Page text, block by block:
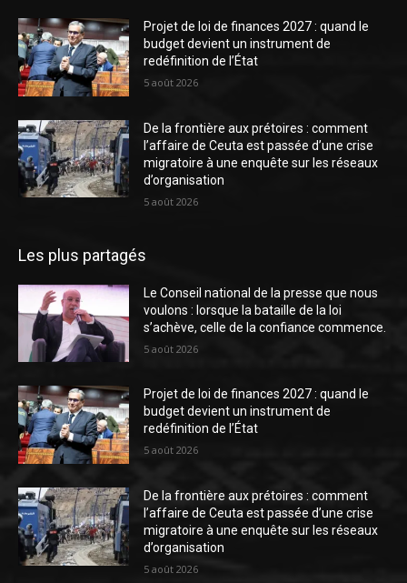
Projet de loi de finances 2027 : quand le
budget devient un instrument de
redéfinition de l’État
5 août 2026
De la frontière aux prétoires : comment
l’affaire de Ceuta est passée d’une crise
migratoire à une enquête sur les réseaux
d’organisation
5 août 2026
Les plus partagés
Le Conseil national de la presse que nous
voulons : lorsque la bataille de la loi
s’achève, celle de la confiance commence.
5 août 2026
Projet de loi de finances 2027 : quand le
budget devient un instrument de
redéfinition de l’État
5 août 2026
De la frontière aux prétoires : comment
l’affaire de Ceuta est passée d’une crise
migratoire à une enquête sur les réseaux
d’organisation
5 août 2026